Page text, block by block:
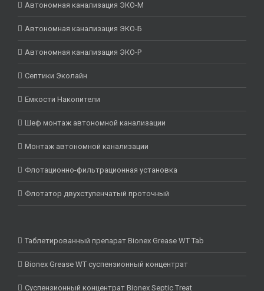
Автономная канализация ЭКО-М
Автономная канализация ЭКО-Б
Автономная канализация ЭКО-Р
Септики Эколайн
Емкости Накопители
Шеф монтаж автономной канализации
Монтаж автономной канализации
Флотационно-фильтрационная установка
Флотатор двухступенчатый проточный
Таблетированный препарат Bionex Grease WT Tab
Bionex Grease WT суспензионный концентрат
Суспензионный концентрат Bionex Septic Treat